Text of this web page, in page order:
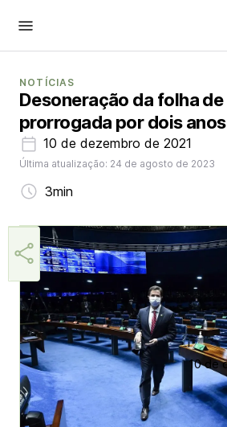
NOTÍCIAS
Desoneração da folha
prorrogada por dois anos
10 de dezembro de 2021
Última atualização: 24 de agosto de 2023
3min
Márcia Miranda
10 de